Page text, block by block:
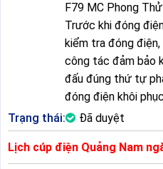
F79 MC Phong
Trước khi đóng
kiểm tra đóng
công tác đảm bảo
đấu đúng thứ tự
đóng điện khôi
Trạng thái:
Đã duyệt
Lịch cúp điện Quảng Nam